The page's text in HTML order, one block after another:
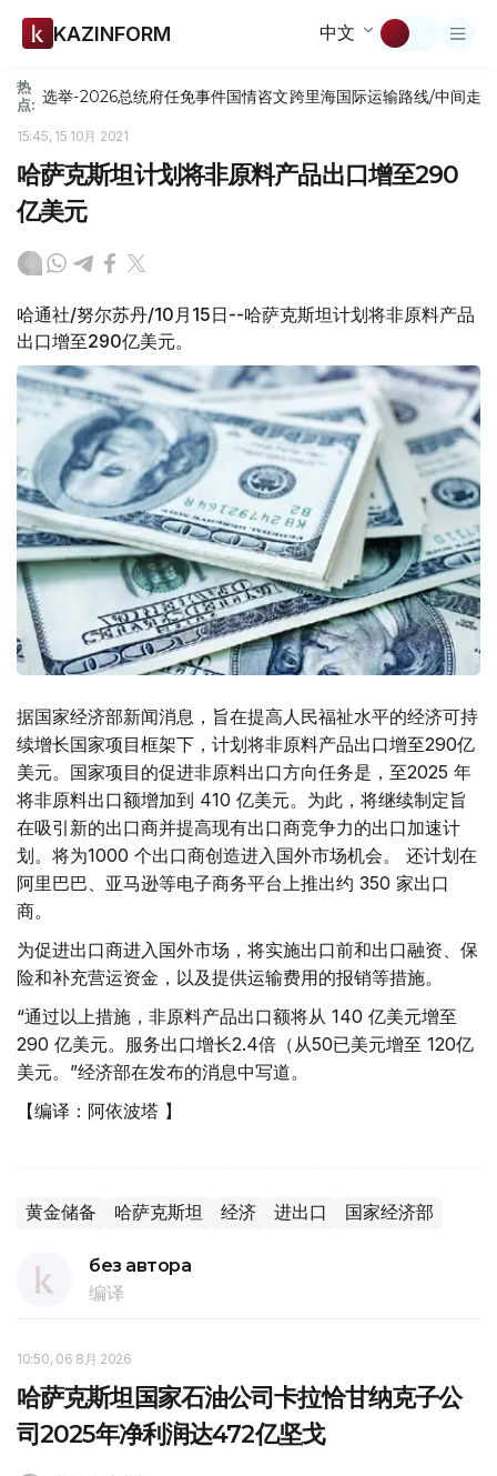
KAZINFORM 中文
热
点: 选举-2026总统府任免事件国情咨文跨里海国际运输路线/中间走廊
15:45, 15 10月 2021
哈萨克斯坦计划将非原料产品出口增至290
亿美元
哈通社/努尔苏丹/10月15日--哈萨克斯坦计划将非原料产品
出口增至290亿美元。
据国家经济部新闻消息，旨在提高人民福祉水平的经济可持
续增长国家项目框架下，计划将非原料产品出口增至290亿
美元。国家项目的促进非原料出口方向任务是，至2025 年
将非原料出口额增加到 410 亿美元。为此，将继续制定旨
在吸引新的出口商并提高现有出口商竞争力的出口加速计
划。将为1000 个出口商创造进入国外市场机会。 还计划在
阿里巴巴、亚马逊等电子商务平台上推出约 350 家出口
商。
为促进出口商进入国外市场，将实施出口前和出口融资、保
险和补充营运资金，以及提供运输费用的报销等措施。
“通过以上措施，非原料产品出口额将从 140 亿美元增至
290 亿美元。服务出口增长2.4倍（从50已美元增至 120亿
美元。”经济部在发布的消息中写道。
【编译：阿依波塔 】
黄金储备 哈萨克斯坦 经济 进出口 国家经济部
без автора
编译
10:50, 06 8月 2026
哈萨克斯坦国家石油公司卡拉恰甘纳克子公
司2025年净利润达472亿坚戈